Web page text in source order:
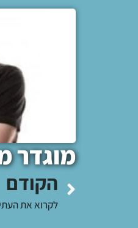
מוגדר
הקודם
לקרוא את